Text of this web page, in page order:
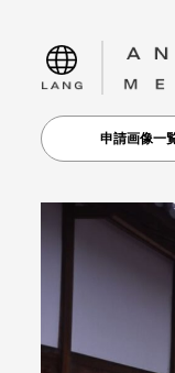
language
申請画像一